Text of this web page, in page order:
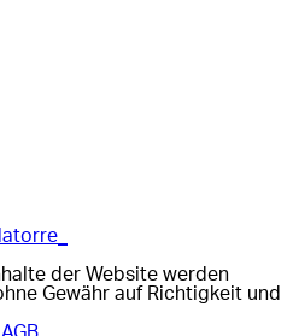
der Website werden
Gewähr auf Richtigkeit und